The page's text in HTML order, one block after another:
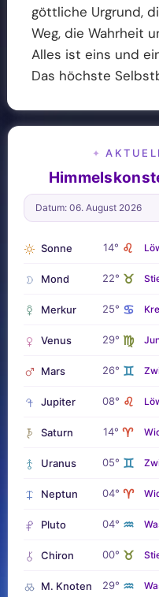
göttliche Urgrund,
Weg, die Wahrheit
Alles ist eins und
Das höchste
✦
Datum: 06. August 2026
Sonne 14° ♌
Mond 22° ♉
Merkur 25° ♋
Venus 29° ♍
Mars 26° ♊
Jupiter 08° ♌
Saturn 14° ♈
Uranus 05° ♊
Neptun 04° ♈
Pluto 04° ♒
Chiron 00° ♉
M. Knoten 29° ♒